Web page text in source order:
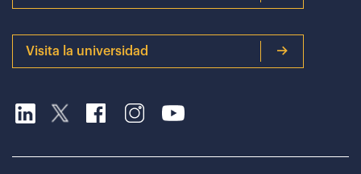
Visita la universidad